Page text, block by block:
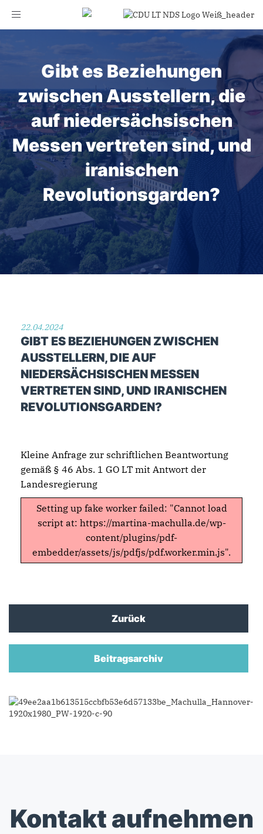
Toggle
Gibt es Beziehungen
zwischen Ausstellern, die
auf niedersächsischen
Messen vertreten sind, und
iranischen
Revolutionsgarden?
22.04.2024
GIBT ES BEZIEHUNGEN ZWISCHEN
AUSSTELLERN, DIE AUF
NIEDERSÄCHSISCHEN MESSEN
VERTRETEN SIND, UND IRANISCHEN
REVOLUTIONSGARDEN?
Kleine Anfrage zur schriftlichen Beantwortung
gemäß § 46 Abs. 1 GO LT mit Antwort der
Landesregierung
Setting up fake worker failed: "Cannot load
script at: https://martina-machulla.de/wp-
content/plugins/pdf-
embedder/assets/js/pdfjs/pdf.worker.min.js".
Zurück
Beitragsarchiv
Kontakt aufnehmen